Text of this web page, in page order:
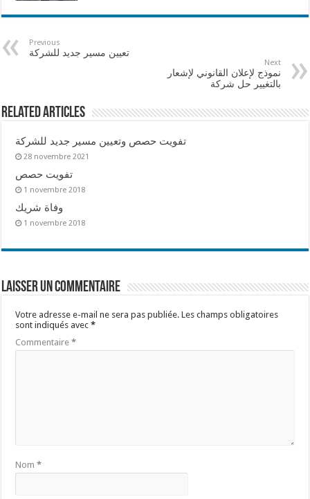
Previous
تعيين مسير جديد للشركة
Next
نموذج لإعلان القانوني لإشعار
بالتغيير حل شركة
Related Articles
تفويت حصص وتعيين مسير جديد للشركة
28 novembre 2021
تفويت حصص
1 novembre 2018
وفاة شريك
1 novembre 2018
Laisser un commentaire
Votre adresse e-mail ne sera pas publiée. Les champs obligatoires
sont indiqués avec*
Commentaire*
Nom*